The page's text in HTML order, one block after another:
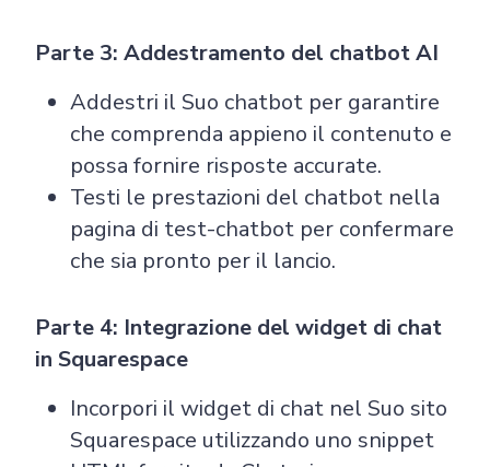
Parte 3: Addestramento del chatbot AI
Addestri il Suo chatbot per garantire
che comprenda appieno il contenuto e
possa fornire risposte accurate.
Testi le prestazioni del chatbot nella
pagina di test-chatbot per confermare
che sia pronto per il lancio.
Parte 4: Integrazione del widget di chat
in Squarespace
Incorpori il widget di chat nel Suo sito
Squarespace utilizzando uno snippet